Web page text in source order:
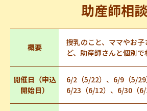
助産師相談
概要
授乳のこと、ママやお
ど、助産師さんと個別で
開催日（申込
開始日）
6/2（5/22）、6/9（5/29
6/23（6/12）、6/30（6/